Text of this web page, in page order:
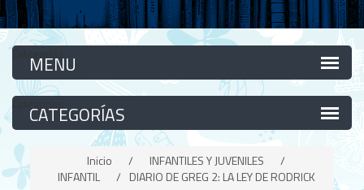
Categorías
Categorías
Inicio / INFANTILES Y JUVENILES
/
INFANTIL
/ DIARIO DE GREG 2: LA LEY DE RODRICK